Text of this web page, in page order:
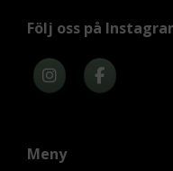
Följ oss på
Meny